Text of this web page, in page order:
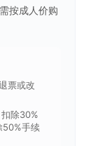
按成人价购
票或改
除30%
50%手续